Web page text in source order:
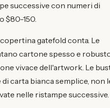
successive con numeri di
$80-150.
gatefold conta. Le
cartone spesso e
vivace dell'artwork. Le
carta bianca semplice, non
nelle ristampe successive.